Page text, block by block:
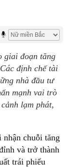
giai đoạn tăng
định chế tài
nhà đầu tư
mạnh vai trò
lạm phát,
nhận chuỗi tăng
và trở thành
trái phiếu